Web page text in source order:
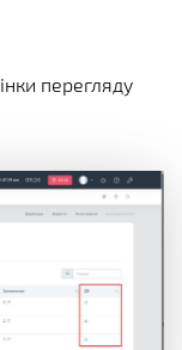
перегляду